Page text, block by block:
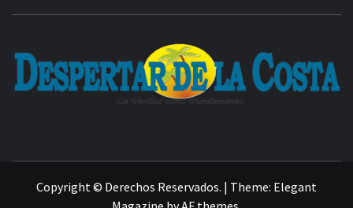
Copyright © Derechos Reservados. | Theme: Elegant